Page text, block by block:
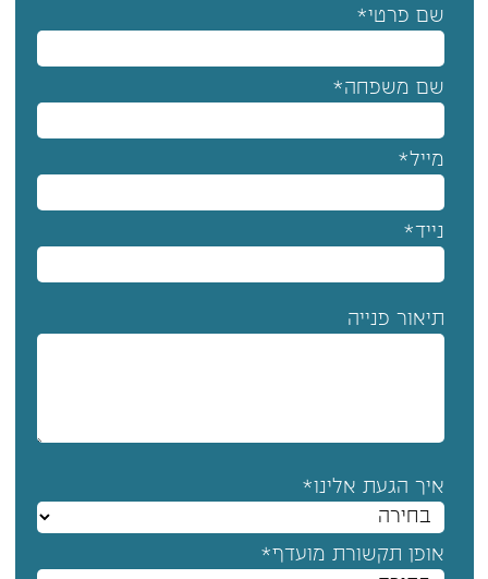
שם פרטי*
שם משפחה*
מייל*
נייד*
תיאור פנייה
איך הגעת אלינו*
אופן תקשורת מועדף*